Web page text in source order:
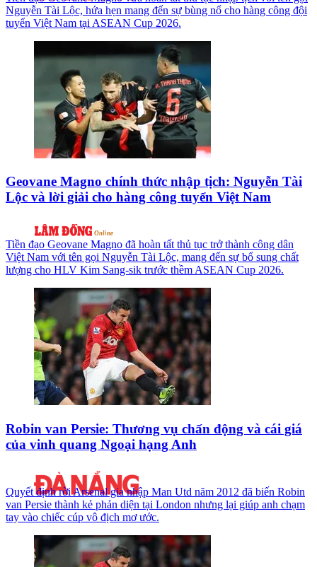
Nguyễn Tài Lộc, hứa hẹn mang đến sự bùng nổ cho hàng công đội
tuyển Việt Nam tại ASEAN Cup 2026.
Geovane Magno chính thức nhập tịch: Nguyễn Tài
Lộc và lời giải cho hàng công tuyển Việt Nam
Tiền đạo Geovane Magno đã hoàn tất thủ tục trở thành công dân
Việt Nam với tên gọi Nguyễn Tài Lộc, mang đến sự bổ sung chất
lượng cho HLV Kim Sang-sik trước thềm ASEAN Cup 2026.
Robin van Persie: Thương vụ chấn động và cái giá
của vinh quang Ngoại hạng Anh
Quyết định rời Arsenal gia nhập Man Utd năm 2012 đã biến Robin
van Persie thành kẻ phản diện tại London nhưng lại giúp anh chạm
tay vào chiếc cúp vô địch mơ ước.